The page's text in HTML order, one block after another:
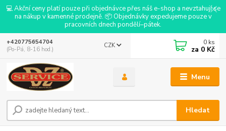
💻 Akční ceny platí pouze při objednávce přes náš e-shop a nevztahují se
na nákup v kamenné prodejně. 📦 Objednávky expedujeme pouze v
pracovních dnech pondělí–pátek.
Menu
CZK
Hledat
+420775654704
(Po-Pá, 8-16 hod.)
0 ks
za 0 Kč